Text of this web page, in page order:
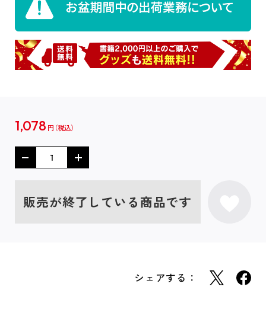
1,078 円
販売が終了している商品です
シェアする：